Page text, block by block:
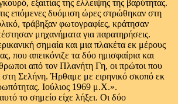
εξαιτίας της έλλειψης της βαρύτητας.
επόμενες δυόμιση ώρες στρώθηκαν στη
τράβηξαν φωτογραφίες, κράτησαν
μηχανήματα για παρατηρήσεις.
σημαία και μια πλακέτα εκ μέρους
που απεικόνιζε τα δύο ημισφαίρια και
από τον Πλανήτη Γη, οι πρώτοι που
στη Σελήνη. Ήρθαμε με ειρηνικό σκοπό εκ
Ιούλιος 1969 μ.Χ.».
το σημείο είχε λήξει. Οι δύο